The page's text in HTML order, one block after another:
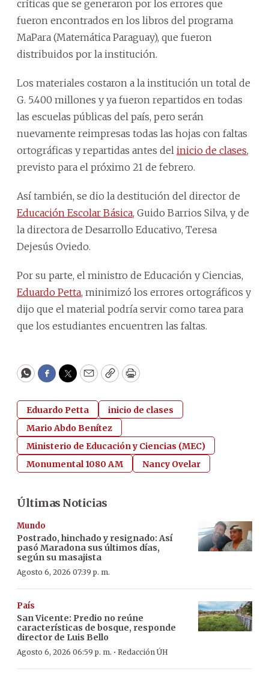
críticas que se generaron por los errores que
fueron encontrados en los libros del programa
MaPara (Matemática Paraguay), que fueron
distribuidos por la institución.
Los materiales costaron a la institución un total de
G. 5.400 millones y ya fueron repartidos en todas
las escuelas públicas del país, pero serán
nuevamente reimpresas todas las hojas con faltas
ortográficas y repartidas antes del inicio de clases,
previsto para el próximo 21 de febrero.
Así también, se dio la destitución del director de
Educación Escolar Básica, Guido Barrios Silva, y de
la directora de Desarrollo Educativo, Teresa
Dejesús Oviedo.
Por su parte, el ministro de Educación y Ciencias,
Eduardo Petta, minimizó los errores ortográficos y
dijo que el material podría servir como tarea para
que los estudiantes encuentren las faltas.
WhatsApp
Facebook
Twitter
EmailCopyPrint
Eduardo Petta
inicio de clases
Mario Abdo Benítez
Ministerio de Educación y Ciencias (MEC)
Monumental 1080 AM
Nancy Ovelar
Últimas Noticias
Mundo
Postrado, hinchado y resignado: Así
pasó Maradona sus últimos días,
según su masajista
Agosto 6, 2026 07:39 p. m.
País
San Vicente: Predio no reúne
características de bosque, responde
director de Luis Bello
Agosto 6, 2026 06:59 p. m. · Redacción ÚH